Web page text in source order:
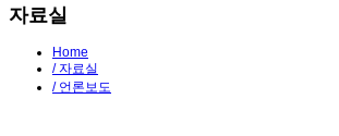
자료실
Home
/ 자료실
/ 언론보도